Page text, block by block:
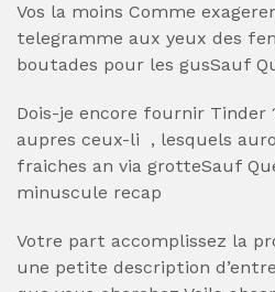
Vos la moins Comme
telegramme aux yeux des
boutades pour les gusSauf
Dois-je encore fournir Tinder
aupres ceux-li , lesquels
fraiches an via grotteSauf
minuscule recap
Votre part accomplissez la
une petite description